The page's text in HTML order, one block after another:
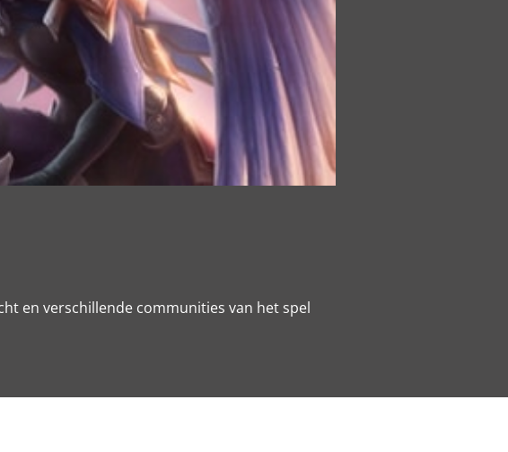
en verschillende communities van het spel